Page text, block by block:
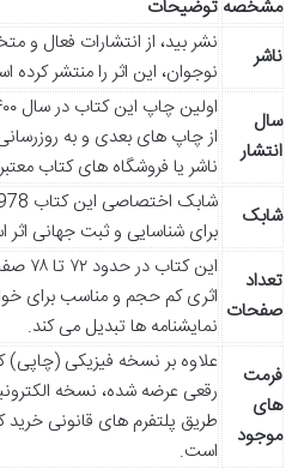
مشخصه توضیحات
ناشر
نشر بید، از انتشارات فعال
نوجوان، این اثر را منتشر کرده
سال
انتشار
از چاپ های بعدی و به
ناشر یا فروشگاه های کتاب
شابک
برای شناسایی و ثبت جهانی
تعداد
صفحات
این
اثری کم حجم و مناسب برای
نمایشنامه ها تبدیل می کند.
فرمت
های
موجود
علاوه بر نسخه فیزیکی
طریق پلتفرم های قانونی
است.